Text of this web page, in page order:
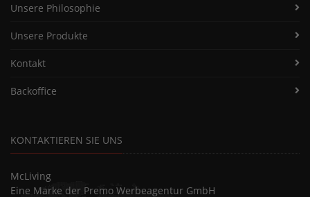
Unsere Philosophie
Unsere Produkte
Kontakt
Backoffice
KONTAKTIEREN SIE UNS
McLiving
Eine Marke der Premo Werbeagentur GmbH